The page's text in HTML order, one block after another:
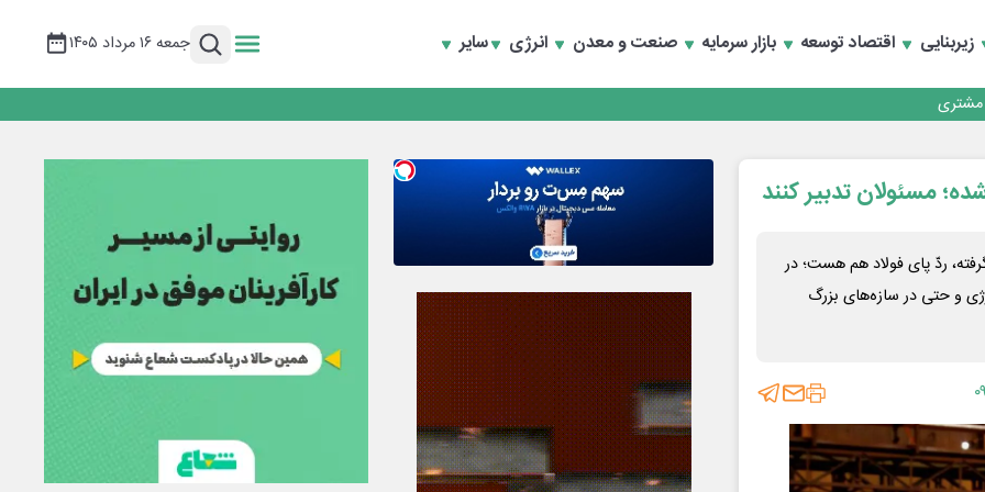
زیربنایی اقتصاد توسعه بازار سرمایه صنعت و معدن انرژی سایر جمعه ۱۶ مرداد ۱۴۰۵
و بازسازی اعتماد مشتریان
مشتری
و بازسازی اعتماد مشتریان
مسئولان تدبیر کنند
ردّ پای فولاد هم هست؛ در
و حتی در سازه‌های بزرگ